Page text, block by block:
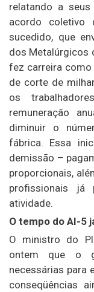
relatando a
acordo coletivo
sucedido, que
dos Metalúrgicos
fez carreira como
de corte de
os
remuneração
diminuir o
fábrica. Essa
demissão –
proporcionais,
profissionais já
atividade.
O tempo do AI-5
O ministro do
ontem que o
necessárias para
conseqüências